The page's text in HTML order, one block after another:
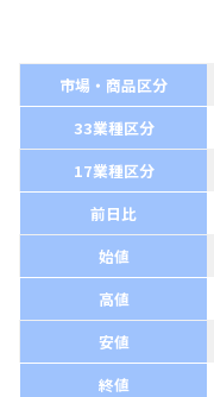
市場・商品区分
33業種区分
17業種区分
前日比
始値
高値
安値
終値